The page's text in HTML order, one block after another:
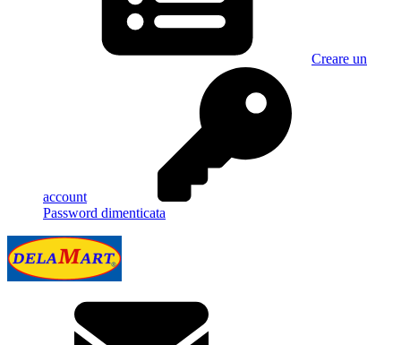
Creare un
account
Password dimenticata